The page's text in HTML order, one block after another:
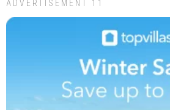
ADVERTISEMENT 11